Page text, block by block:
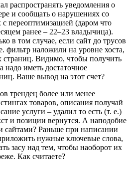
распространять уведомления о
и сообщать о нарушениях со
с переоптимизацией (даром что
ранее – 22–23 владычица).
в том случае, если сайт до трусов
фильтр наложили на уровне хоста,
страниц. Видимо, чтобы получить
надо иметь достаточное
Ваше вывод на этот счет?
трендец более или менее
товаров, описания получай
услуги – удалил то есть (т. е.)
и позиции вернутся. А наподобие
Раньше при написании
нужные ключевые слова,
засу над тем, чтобы наоборот их
Как считаете?